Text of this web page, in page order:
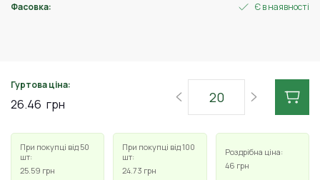
Фасовка: Є в наявності
Гуртова ціна:
26.46 грн
При покупці від 50
шт:
25.59 грн
При покупці від 100
шт:
24.73 грн
Роздрібна ціна:
46 грн